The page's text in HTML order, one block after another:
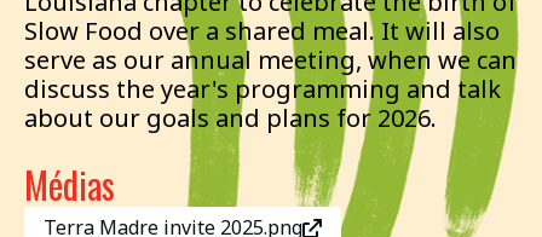
Slow Food over a shared meal. It will also
serve as our annual meeting, when we can
discuss the year's programming and talk
about our goals and plans for 2026.
Médias
Terra Madre invite 2025.png